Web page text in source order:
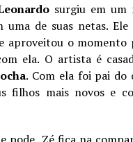
surgiu em um
uma de suas netas.
aproveitou o
ela. O artista é
. Com ela foi pai do
filhos mais novos e